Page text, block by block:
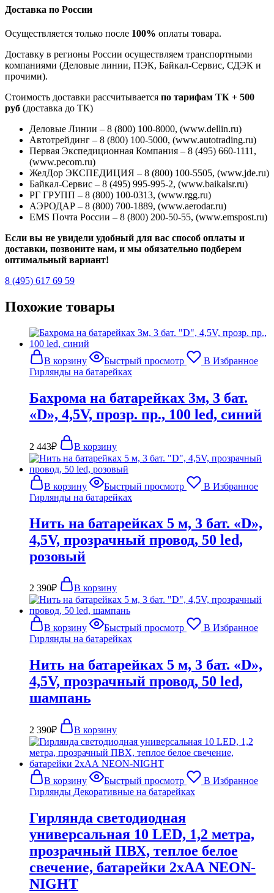
Доставка по России
Осуществляется только после 100% оплаты товара.
Доставку в регионы России осуществляем транспортными
компаниями (Деловые линии, ПЭК, Байкал-Сервис, СДЭК и
прочими).
Стоимость доставки рассчитывается по тарифам ТК + 500
руб (доставка до ТК)
Деловые Линии – 8 (800) 100-8000, (www.dellin.ru)
Автотрейдинг – 8 (800) 100-5000, (www.autotrading.ru)
Первая Экспедиционная Компания – 8 (495) 660-1111,
(www.pecom.ru)
ЖелДор ЭКСПЕДИЦИЯ – 8 (800) 100-5505, (www.jde.ru)
Байкал-Сервис – 8 (495) 995-995-2, (www.baikalsr.ru)
РГ ГРУПП – 8 (800) 100-0313, (www.rgg.ru)
АЭРОДАР – 8 (800) 700-1889, (www.aerodar.ru)
EMS Почта России – 8 (800) 200-50-55, (www.emspost.ru)
Если вы не увидели удобный для вас способ оплаты и
доставки, позвоните нам, и мы обязательно подберем
оптимальный вариант!
8 (495) 617 69 59
Похожие товары
В корзину Быстрый просмотр
В Избранное
Гирлянды на батарейках
Бахрома на батарейках 3м, 3 бат.
«D», 4,5V, прозр. пр., 100 led, синий
2 443₽ В корзину
В корзину Быстрый просмотр
В Избранное
Гирлянды на батарейках
Нить на батарейках 5 м, 3 бат. «D»,
4,5V, прозрачный провод, 50 led,
розовый
2 390₽ В корзину
В корзину Быстрый просмотр
В Избранное
Гирлянды на батарейках
Нить на батарейках 5 м, 3 бат. «D»,
4,5V, прозрачный провод, 50 led,
шампань
2 390₽ В корзину
В корзину Быстрый просмотр
В Избранное
Гирлянды Декоративные на батарейках
Гирлянда светодиодная
универсальная 10 LED, 1,2 метра,
прозрачный ПВХ, теплое белое
свечение, батарейки 2хАА NEON-
NIGHT